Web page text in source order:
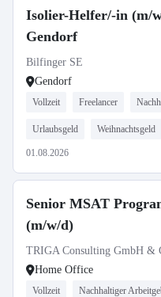
Isolier-Helfer/-in (m/
Gendorf
Bilfinger SE
Gendorf
Vollzeit Freelancer
Urlaubsgeld Weihnachtsgeld
01.08.2026
Senior MSAT
(m/w/d)
TRIGA Consulting GmbH &
Home Office
Vollzeit Nachhaltiger